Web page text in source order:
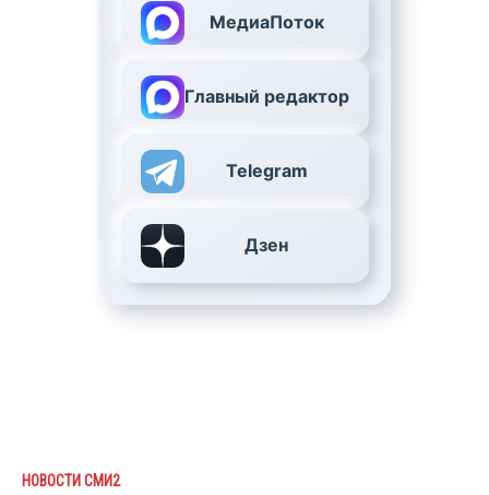
МедиаПоток
Главный редактор
Telegram
Дзен
НОВОСТИ СМИ2